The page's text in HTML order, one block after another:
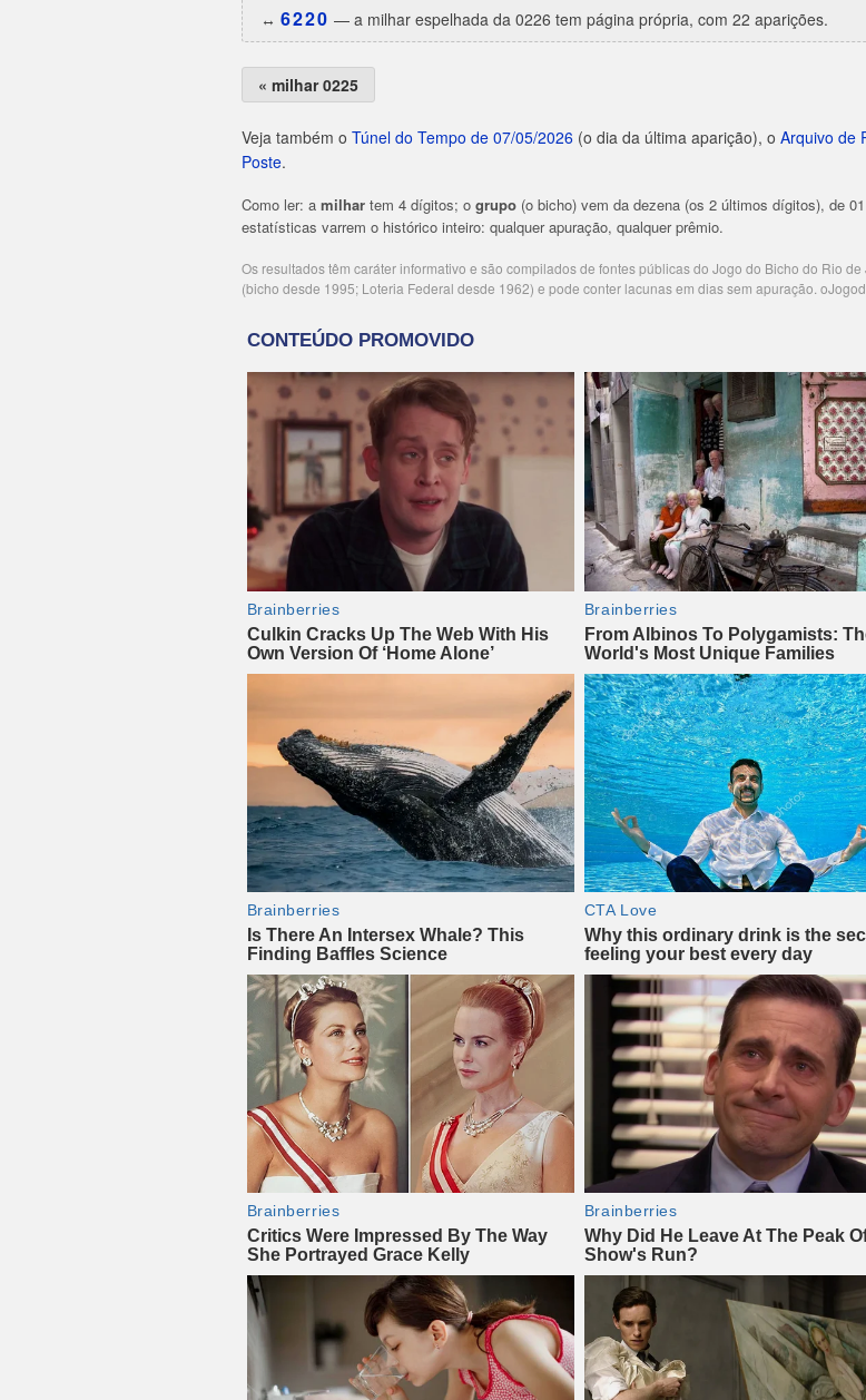
↔️ 6220 — a milhar espelhada da 0226 tem página própria, com 22 aparições.
« milhar 0225
Veja também o Túnel do Tempo de 07/05/2026 (o dia da última aparição), o Arquivo de
Poste.
Como ler: a milhar tem 4 dígitos; o grupo (o bicho) vem da dezena (os 2 últimos dígitos), de
estatísticas varrem o histórico inteiro: qualquer apuração, qualquer prêmio.
Os resultados têm caráter informativo e são compilados de fontes públicas do Jogo do Bicho do Rio
(bicho desde 1995; Loteria Federal desde 1962) e pode conter lacunas em dias sem apuração.
Publicidade